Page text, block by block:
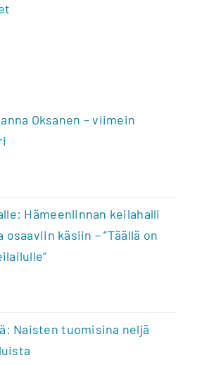
Oksanen – viimein
Hämeenlinnan keilahalli
käsiin – ”Täällä on
Naisten tuomisina neljä